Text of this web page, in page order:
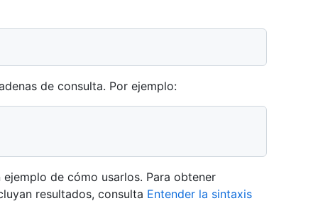
de consulta. Por ejemplo:
de cómo usarlos. Para obtener
resultados, consulta Entender la sintaxis